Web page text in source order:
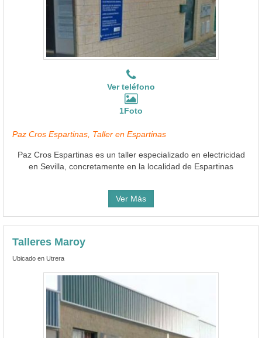
Ver teléfono
1Foto
Paz Cros Espartinas, Taller en Espartinas
Paz Cros Espartinas es un taller especializado en electricidad
en Sevilla, concretamente en la localidad de Espartinas
Ver Más
Talleres Maroy
Ubicado en Utrera